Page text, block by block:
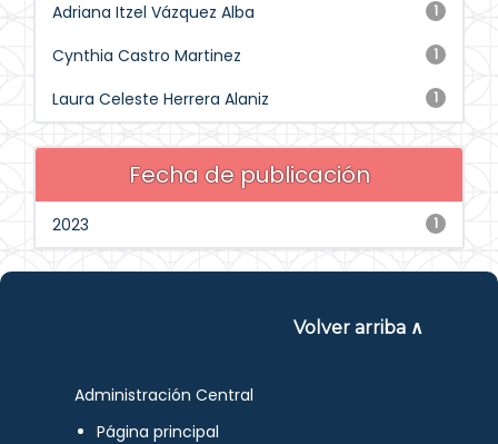
1
Adriana Itzel Vázquez Alba
1
Cynthia Castro Martinez
1
Laura Celeste Herrera Alaniz
Fecha de publicación
1
2023
Volver arriba ∧
Administración Central
Página principal